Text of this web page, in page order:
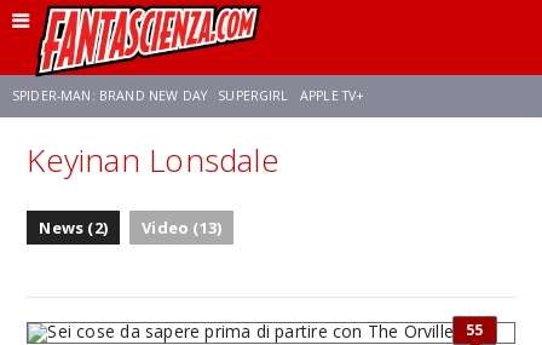
SPIDER-MAN: BRAND NEW DAY SUPERGIRL APPLE TV+
FRANCO RICCIARDIELLO ZENDAYA STAR TREK
Keyinan Lonsdale
News (2) Video (13)
55